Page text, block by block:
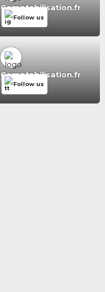
Comptabilisation.fr
Follow us
Comptabilisation.fr
Follow us